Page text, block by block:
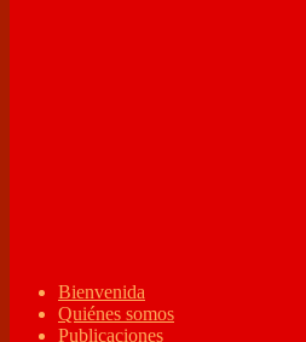
Bienvenida
Quiénes somos
Publicaciones